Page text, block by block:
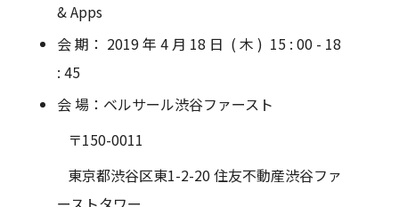
& Apps
会 期： 2019 年 4 月 18 日 ( 木 ) 15 : 00 - 18
: 45
会 場：ベルサール渋谷ファースト
〒150-0011
東京都渋谷区東1-2-20 住友不動産渋谷ファ